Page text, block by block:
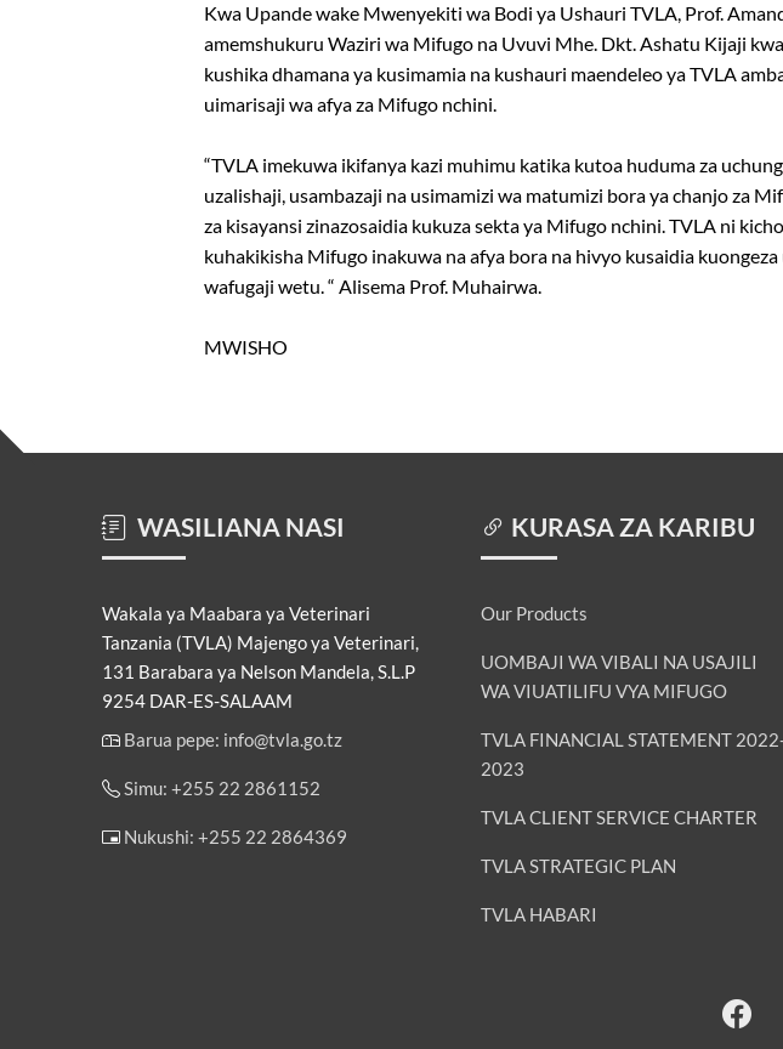
Kwa Upande wake Mwenyekiti wa Bodi ya Ushauri TVLA, Prof.
amemshukuru Waziri wa Mifugo na Uvuvi Mhe. Dkt. Ashatu Kijaji
kushika dhamana ya kusimamia na kushauri maendeleo ya TVLA
uimarisaji wa afya za Mifugo nchini.
“TVLA imekuwa ikifanya kazi muhimu katika kutoa huduma za
uzalishaji, usambazaji na usimamizi wa matumizi bora ya chanjo za
za kisayansi zinazosaidia kukuza sekta ya Mifugo nchini. TVLA ni
kuhakikisha Mifugo inakuwa na afya bora na hivyo kusaidia
wafugaji wetu. “ Alisema Prof. Muhairwa.
MWISHO
WASILIANA NASI
Wakala ya Maabara ya Veterinari
Tanzania (TVLA) Majengo ya Veterinari,
131 Barabara ya Nelson Mandela, S.L.P
9254 DAR-ES-SALAAM
Barua pepe: info@tvla.go.tz
Simu: +255 22 2861152
Nukushi: +255 22 2864369
KURASA ZA KARIBU
Our Products
UOMBAJI WA VIBALI NA USAJILI
WA VIUATILIFU VYA MIFUGO
TVLA FINANCIAL STATEMENT
2023
TVLA CLIENT SERVICE CHARTER
TVLA STRATEGIC PLAN
TVLA HABARI